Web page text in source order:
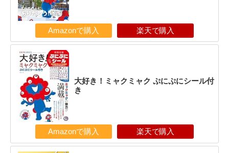
Amazonで購入 楽天で購入
大好き！ミャクミャク ぷにぷにシール付
き
Amazonで購入 楽天で購入